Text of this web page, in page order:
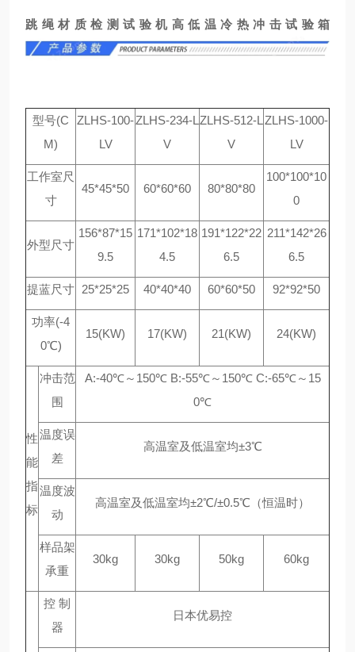
跳绳材质检测试验机高低温冷热冲击试验箱
型号(C
M)
ZLHS-100-
LV
ZLHS-234-L
V
ZLHS-512-L
V
ZLHS-1000-
LV
工作室尺
寸
45*45*50 60*60*60 80*80*80
100*100*10
0
外型尺寸
156*87*15
9.5
171*102*18
4.5
191*122*22
6.5
211*142*26
6.5
提蓝尺寸 25*25*25 40*40*40 60*60*50 92*92*50
功率(-4
0℃)
15(KW) 17(KW) 21(KW) 24(KW)
性
能
指
标
冲击范
围
A:-40℃～150℃ B:-55℃～150℃ C:-65℃～15
0℃
温度误
差
高温室及低温室均±3℃
温度波
动
高温室及低温室均±2℃/±0.5℃（恒温时）
样品架
承重
30kg 30kg 50kg 60kg
控 制
器
日本优易控